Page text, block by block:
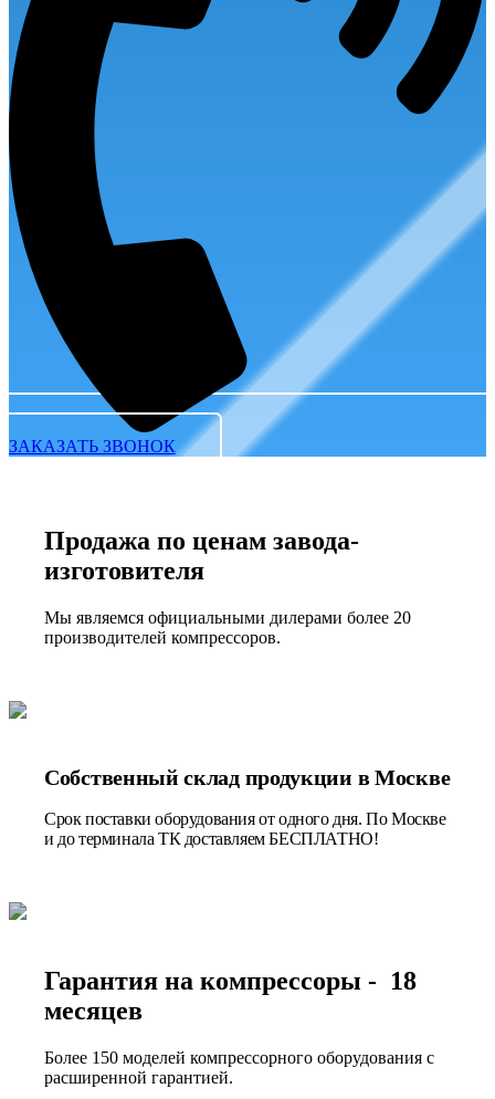
ЗАКАЗАТЬ ЗВОНОК
Продажа по ценам завода-
изготовителя
Мы являемся официальными дилерами более 20
производителей компрессоров.
Собственный склад продукции в Москве
Срок поставки оборудования от одного дня. По Москве
и до терминала ТК доставляем БЕСПЛАТНО!
Гарантия на компрессоры - 18
месяцев
Более 150 моделей компрессорного оборудования с
расширенной гарантией.